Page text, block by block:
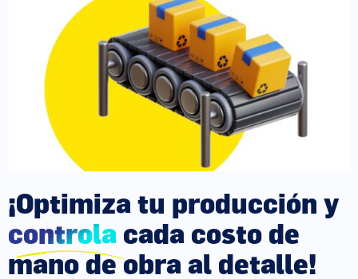
¡Optimiza tu producción y
controla cada costo de
mano de obra al detalle!